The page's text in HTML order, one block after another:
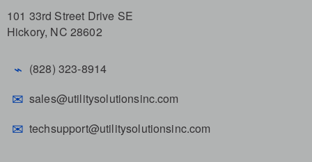
101 33rd Street Drive SE
Hickory, NC 28602
⌁ (828) 323-8914
✉ sales@utilitysolutionsinc.com
✉ techsupport@utilitysolutionsinc.com